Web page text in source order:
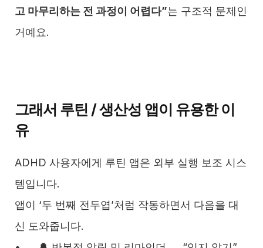
고 마무리하는 전 과정이 어렵다”는 구조적 문제인
거예요.
그래서 루틴 / 생산성 앱이 유용한 이
유
ADHD 사용자에게 루틴 앱은 외부 실행 보조 시스
템입니다.
앱이 ‘두 번째 전두엽’처럼 작동하면서 다음을 대
신 도와줍니다.